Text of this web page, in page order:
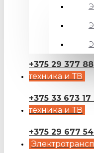
+375 29 377
техника и ТВ
+375 33 673 17
техника и ТВ
+375 29 677